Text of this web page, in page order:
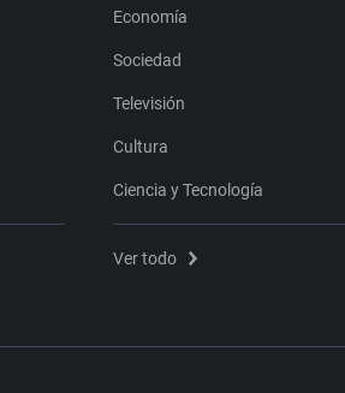
Economía
Sociedad
Televisión
Cultura
Ciencia y Tecnología
Ver todo